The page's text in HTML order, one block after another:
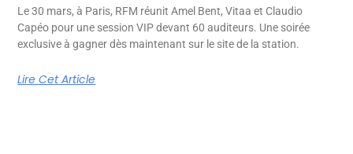
Le 30 mars, à Paris, RFM réunit Amel Bent, Vitaa et Claudio
Capéo pour une session VIP devant 60 auditeurs. Une soirée
exclusive à gagner dès maintenant sur le site de la station.
Lire Cet Article